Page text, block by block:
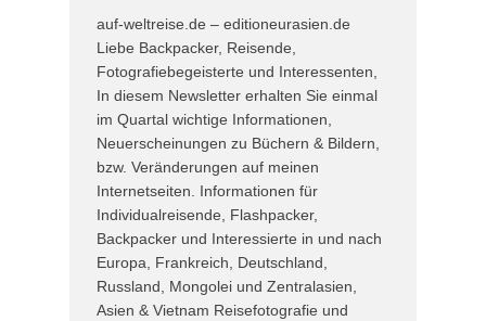
auf-weltreise.de – editioneurasien.de
Liebe Backpacker, Reisende,
Fotografiebegeisterte und Interessenten,
In diesem Newsletter erhalten Sie einmal
im Quartal wichtige Informationen,
Neuerscheinungen zu Büchern & Bildern,
bzw. Veränderungen auf meinen
Internetseiten. Informationen für
Individualreisende, Flashpacker,
Backpacker und Interessierte in und nach
Europa, Frankreich, Deutschland,
Russland, Mongolei und Zentralasien,
Asien & Vietnam Reisefotografie und